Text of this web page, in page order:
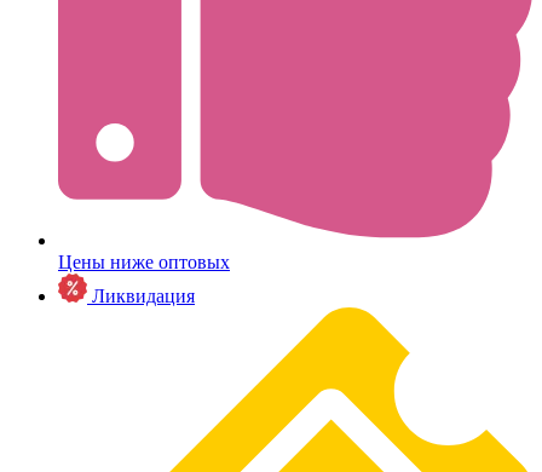
Цены ниже оптовых
Ликвидация